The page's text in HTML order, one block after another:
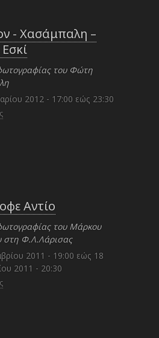
- Χασάμπαλη –
Εσκί
του Φώτη
2012 - 17:00 εώς 23:30
Αντίο
του Μάρκου
στη Φ.Λ.Λάρισας
2011 - 19:00 εώς 18
2011 - 20:30